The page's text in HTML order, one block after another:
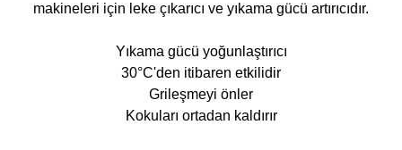
makineleri için leke çıkarıcı ve yıkama gücü artırıcıdır.
Yıkama gücü yoğunlaştırıcı
30°C'den itibaren etkilidir
Grileşmeyi önler
Kokuları ortadan kaldırır